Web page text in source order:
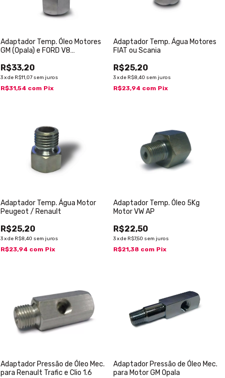
Adaptador Temp. Óleo Motores
GM (Opala) e FORD V8
R$33,20
3xde R$11,07 sem juros
R$31,54 com Pix
Adaptador Temp. Água Motores
FIAT ou Scania
R$25,20
3xde R$8,40 sem juros
R$23,94 com Pix
Adaptador Temp. Água Motor
Peugeot / Renault
R$25,20
3xde R$8,40 sem juros
R$23,94 com Pix
Adaptador Temp. Óleo 5Kg
Motor VW AP
R$22,50
3xde R$7,50 sem juros
R$21,38 com Pix
Adaptador Pressão de Óleo Mec.
para Renault Trafic e Clio 1.6
Adaptador Pressão de Óleo Mec.
para Motor GM Opala